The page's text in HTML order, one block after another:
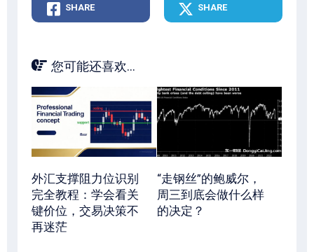
SHARE SHARE
您可能还喜欢...
外汇支撑阻力位识别
完全教程：学会看关
键价位，交易决策不
再迷茫
“走钢丝”的鲍威尔，
周三到底会做什么样
的决定？